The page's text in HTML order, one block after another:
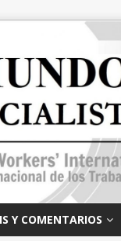
Y COMENTARIOS